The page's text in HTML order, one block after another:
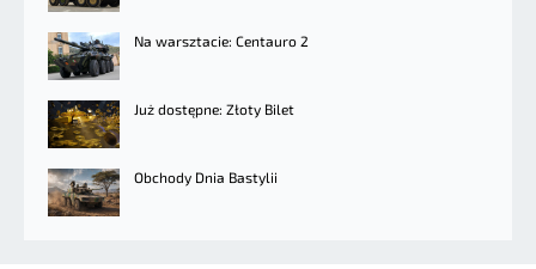
Na warsztacie: Centauro 2
Już dostępne: Złoty Bilet
Obchody Dnia Bastylii